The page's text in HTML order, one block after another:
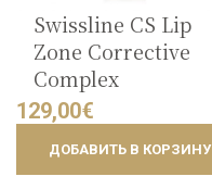
Swissline CS Lip
Zone Corrective
Complex
129,00€
ДОБАВИТЬ В КОРЗИНУ